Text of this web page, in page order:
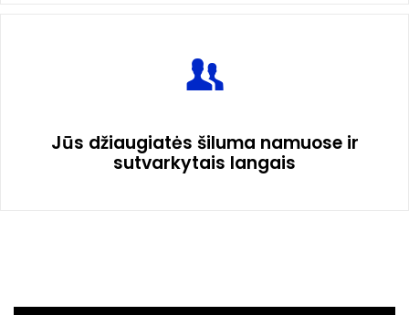
Jūs džiaugiatės šiluma namuose ir
sutvarkytais langais